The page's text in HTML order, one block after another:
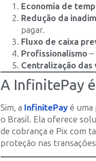
Economia de
Redução da
pagar.
Fluxo de caixa
Profissionalismo –
Centralização das
A InfinitePay
Sim, a InfinitePay é
o Brasil. Ela oferece
de cobrança e Pix com
proteção nas